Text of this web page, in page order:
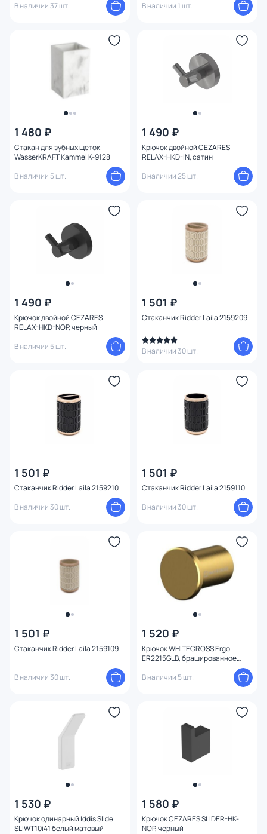
В наличии 37 шт. В наличии 1 шт.
1 480 ₽
Стакан для зубных щеток
WasserKRAFT Kammel K-9128
В наличии 5 шт.
1 490 ₽
Крючок двойной CEZARES
RELAX-HKD-IN, сатин
В наличии 25 шт.
1 490 ₽
Крючок двойной CEZARES
RELAX-HKD-NOP, черный
В наличии 5 шт.
1 501 ₽
Стаканчик Ridder Laila 2159209
В наличии 30 шт.
1 501 ₽
Стаканчик Ridder Laila 2159210
В наличии 30 шт.
1 501 ₽
Стаканчик Ridder Laila 2159110
В наличии 30 шт.
1 501 ₽
Стаканчик Ridder Laila 2159109
В наличии 30 шт.
1 520 ₽
Крючок WHITECROSS Ergo
ER2215GLB, брашированное
В наличии 5 шт.
1 530 ₽
Крючок одинарный Iddis Slide
SLIWT10i41 белый матовый
1 580 ₽
Крючок CEZARES SLIDER-HK-
NOP, черный